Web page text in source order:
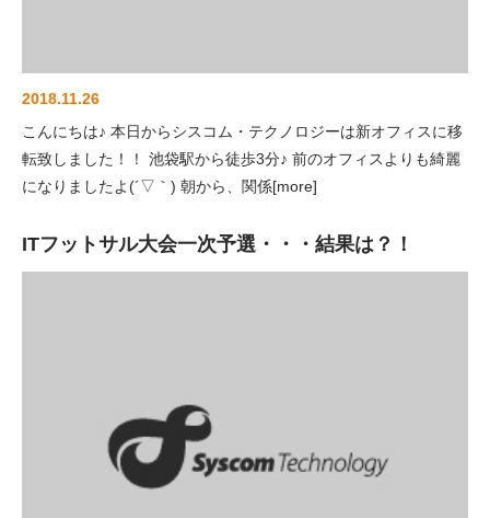
2018.11.26
こんにちは♪ 本日からシスコム・テクノロジーは新オフィスに移
転致しました！！ 池袋駅から徒歩3分♪ 前のオフィスよりも綺麗
になりましたよ(´▽｀) 朝から、関係[more]
ITフットサル大会一次予選・・・結果は？！